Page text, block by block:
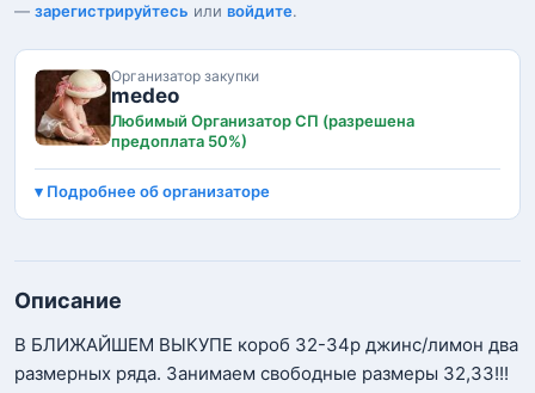
— зарегистрируйтесь или войдите.
Организатор закупки
medeo
Любимый Организатор СП (разрешена
предоплата 50%)
Подробнее об организаторе
Описание
В БЛИЖАЙШЕМ ВЫКУПЕ короб 32-34р джинс/лимон два
размерных ряда. Занимаем свободные размеры 32,33!!!